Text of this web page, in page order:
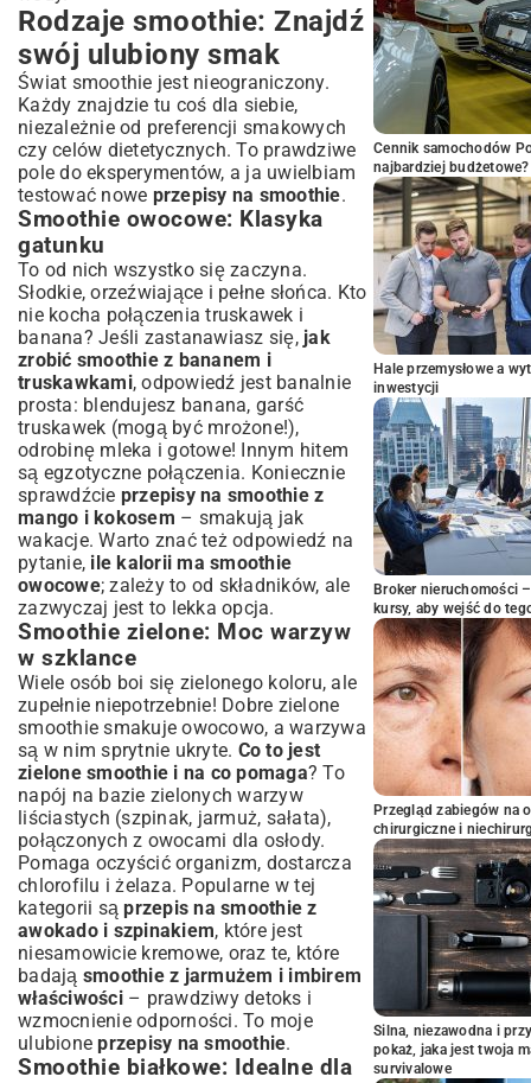
Rodzaje smoothie: Znajdź
swój ulubiony smak
Świat smoothie jest nieograniczony.
Każdy znajdzie tu coś dla siebie,
niezależnie od preferencji smakowych
czy celów dietetycznych. To prawdziwe
pole do eksperymentów, a ja uwielbiam
testować nowe przepisy na smoothie.
Smoothie owocowe: Klasyka
gatunku
To od nich wszystko się zaczyna.
Słodkie, orzeźwiające i pełne słońca. Kto
nie kocha połączenia truskawek i
banana? Jeśli zastanawiasz się, jak
zrobić smoothie z bananem i
truskawkami, odpowiedź jest banalnie
prosta: blendujesz banana, garść
truskawek (mogą być mrożone!),
odrobinę mleka i gotowe! Innym hitem
są egzotyczne połączenia. Koniecznie
sprawdźcie przepisy na smoothie z
mango i kokosem – smakują jak
wakacje. Warto znać też odpowiedź na
pytanie, ile kalorii ma smoothie
owocowe; zależy to od składników, ale
zazwyczaj jest to lekka opcja.
Smoothie zielone: Moc warzyw
w szklance
Wiele osób boi się zielonego koloru, ale
zupełnie niepotrzebnie! Dobre zielone
smoothie smakuje owocowo, a warzywa
są w nim sprytnie ukryte. Co to jest
zielone smoothie i na co pomaga? To
napój na bazie zielonych warzyw
liściastych (szpinak, jarmuż, sałata),
połączonych z owocami dla osłody.
Pomaga oczyścić organizm, dostarcza
chlorofilu i żelaza. Popularne w tej
kategorii sąprzepis na smoothie z
awokado i szpinakiem, które jest
niesamowicie kremowe, oraz te, które
badają smoothie z jarmużem i imbirem
właściwości– prawdziwy detoks i
wzmocnienie odporności. To moje
ulubioneprzepisy na smoothie.
Smoothie białkowe: Idealne dla
Cennik samochodów
najbardziej budżetowe?
Hale przemysłowe a
inwestycji
Broker nieruchomości
kursy, aby wejść do
Przegląd zabiegów na
chirurgiczne i
Silna, niezawodna i
pokaż, jaka jest twoja
survivalowe